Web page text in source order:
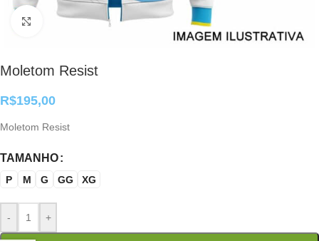
Clique para ampliar
Moletom Resist
R$195,00
Moletom Resist
TAMANHO
P M G GG XG
- +